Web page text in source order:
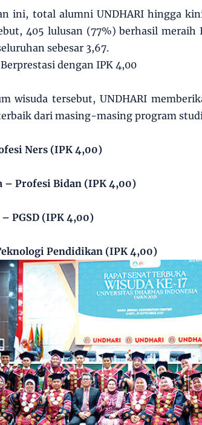
ini, total alumni UNDHARI hingga
405 lulusan (77%) berhasil meraih
sebesar 3,67.
dengan IPK 4,00
wisuda tersebut, UNDHARI
dari masing-masing program
Ners (IPK 4,00)
– Profesi Bidan (IPK 4,00)
PGSD (IPK 4,00)
Pendidikan (IPK 4,00)